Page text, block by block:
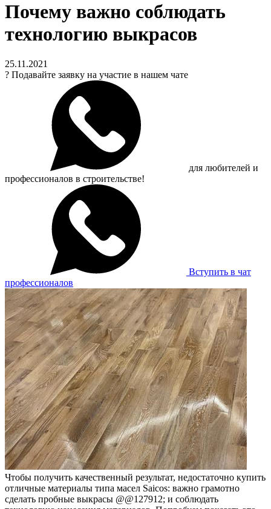
Почему важно соблюдать
технологию выкрасов
25.11.2021
? Подавайте заявку на участие в нашем чате
для любителей и
профессионалов в строительстве!
Вступить в чат
профессионалов
Чтобы получить качественный результат, недостаточно купить
отличные материалы типа масел Saicos: важно грамотно
сделать пробные выкрасы @@127912; и соблюдать